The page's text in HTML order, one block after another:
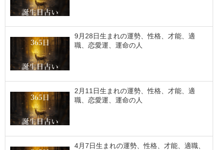
9月28日生まれの運勢、性格、才能、適
職、恋愛運、運命の人
2月11日生まれの運勢、性格、才能、適
職、恋愛運、運命の人
4月7日生まれの運勢、性格、才能、適職、